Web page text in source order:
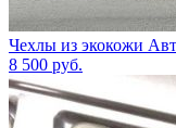
Чехлы из экокожи
8 500 руб.